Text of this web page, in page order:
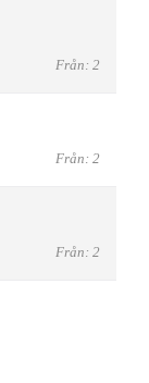
Från: 2
Från: 2
Från: 2